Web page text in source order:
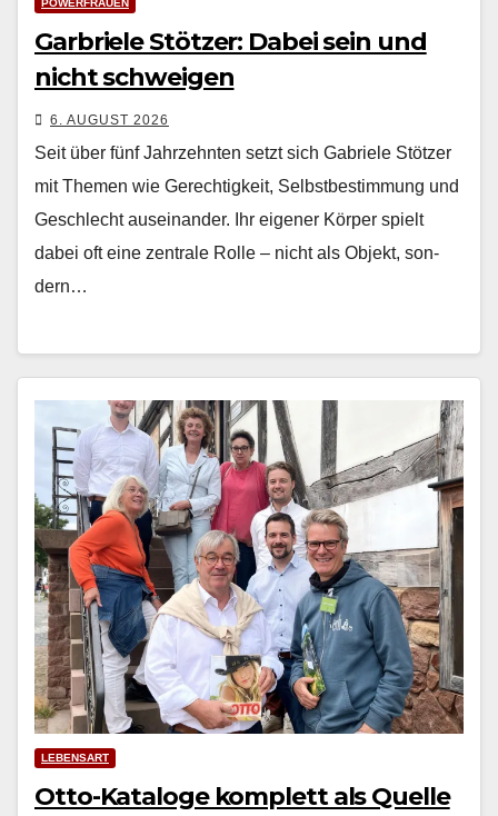
POWERFRAUEN
Garbriele Stötzer: Dabei sein und
nicht schweigen
6. AUGUST 2026
Seit über fünf Jahrzehn­ten set­zt sich Gabriele Stötzer
mit The­men wie Gerechtigkeit, Selb­st­bes­tim­mung und
Geschlecht auseinan­der. Ihr eigen­er Kör­p­er spielt
dabei oft eine zen­trale Rolle – nicht als Objekt, son­
dern…
LEBENSART
Otto-Kataloge komplett als Quelle